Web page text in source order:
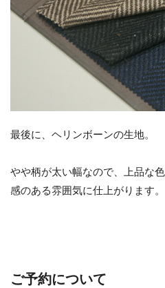
最後に、ヘリンボーンの生地。
やや柄が太い幅なので、上品な
感のある雰囲気に仕上がります。
ご予約について